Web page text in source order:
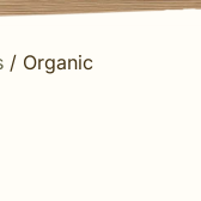
/ Organic